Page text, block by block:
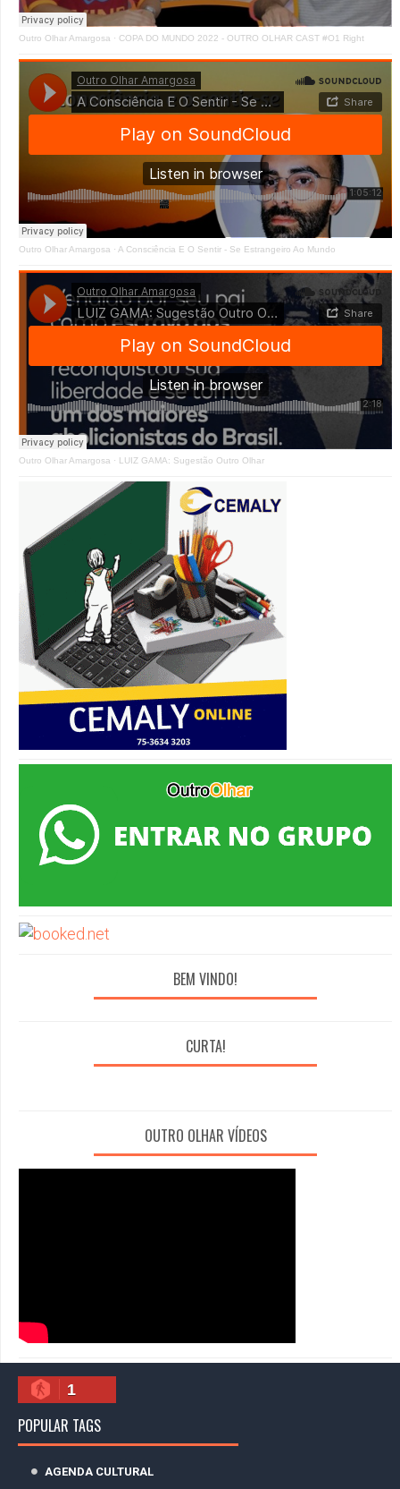
Outro Olhar Amargosa · COPA DO MUNDO 2022 - OUTRO OLHAR CAST #O1 Right
Outro Olhar Amargosa · A Consciência E O Sentir - Se Estrangeiro Ao Mundo
Outro Olhar Amargosa · LUIZ GAMA: Sugestão Outro Olhar
BEM VINDO!
CURTA!
OUTRO OLHAR VÍDEOS
1
POPULAR TAGS
AGENDA CULTURAL